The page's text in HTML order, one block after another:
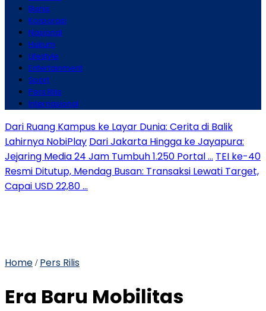
Bisnis
Korporasi
Nasional
Hukum
Lifestyle
Entertainment
Sport
Pers Rilis
Internasional
Dari Ruang Kampus ke Layar Dunia: Cerita di Balik
Lahirnya NobiPlay Dari Jakarta Hingga ke Jayapura:
Jejaring Media 24 Jam Tumbuh 1.250 Portal … TEI ke-40
Resmi Ditutup, Mendag Busan: Transaksi Lewati Target,
Capai USD 22,80 …
Home / Pers Rilis
Era Baru Mobilitas